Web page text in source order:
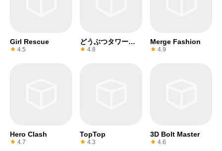
Girl Rescue
4.5
どうぶつタワーバ
トル
4.8
Merge Fashion
4.9
Hero Clash
4.7
TopTop
4.3
3D Bolt Master
4.6